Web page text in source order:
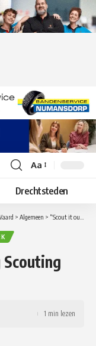
Lettergrootte
aanpassen
Aa
Drechtsteden
> Algemeen > “Scout it out!” Opendag Scouting Puttershoek
1 min lezen